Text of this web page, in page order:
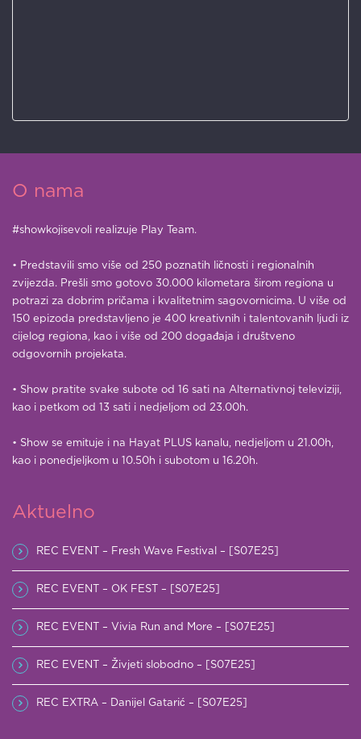
O nama
#showkojisevoli realizuje Play Team.
• Predstavili smo više od 250 poznatih ličnosti i regionalnih
zvijezda. Prešli smo gotovo 30.000 kilometara širom regiona u
potrazi za dobrim pričama i kvalitetnim sagovornicima. U više od
150 epizoda predstavljeno je 400 kreativnih i talentovanih ljudi iz
cijelog regiona, kao i više od 200 događaja i društveno
odgovornih projekata.
• Show pratite svake subote od 16 sati na Alternativnoj televiziji,
kao i petkom od 13 sati i nedjeljom od 23.00h.
• Show se emituje i na Hayat PLUS kanalu, nedjeljom u 21.00h,
kao i ponedjeljkom u 10.50h i subotom u 16.20h.
Aktuelno
REC EVENT – Fresh Wave Festival – [S07E25]
REC EVENT – OK FEST – [S07E25]
REC EVENT – Vivia Run and More – [S07E25]
REC EVENT – Živjeti slobodno – [S07E25]
REC EXTRA – Danijel Gatarić – [S07E25]